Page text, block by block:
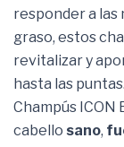
responder a las
graso, estos
revitalizar y
hasta las
Champús ICON
cabello sano,